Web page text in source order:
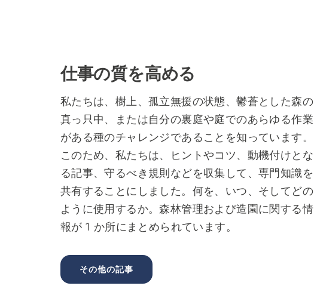
仕事の質を高める
私たちは、樹上、孤立無援の状態、鬱蒼とした森の
真っ只中、または自分の裏庭や庭でのあらゆる作業
がある種のチャレンジであることを知っています。
このため、私たちは、ヒントやコツ、動機付けとな
る記事、守るべき規則などを収集して、専門知識を
共有することにしました。何を、いつ、そしてどの
ように使用するか。森林管理および造園に関する情
報が 1 か所にまとめられています。
その他の記事